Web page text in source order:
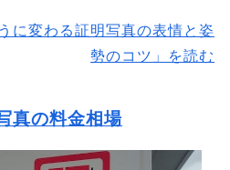
に変わる証明写真の表情と姿
勢のコツ」を読む
真の料金相場